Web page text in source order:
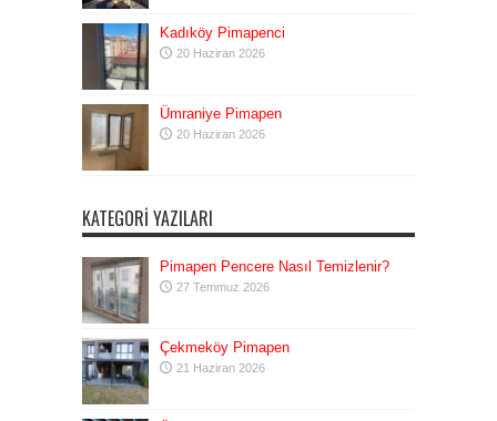
Kadıköy Pimapenci
20 Haziran 2026
Ümraniye Pimapen
20 Haziran 2026
KATEGORI YAZILARI
Pimapen Pencere Nasıl Temizlenir?
27 Temmuz 2026
Çekmeköy Pimapen
21 Haziran 2026